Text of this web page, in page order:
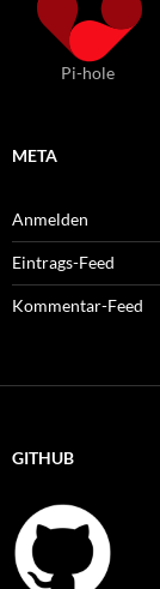
Pi-hole
META
Anmelden
Eintrags-Feed
Kommentar-Feed
GITHUB